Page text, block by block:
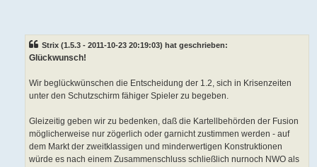
Strix (1.5.3 - 2011-10-23 20:19:03) hat geschrieben:
Glückwunsch!
Wir beglückwünschen die Entscheidung der 1.2, sich in Krisenzeiten
unter den Schutzschirm fähiger Spieler zu begeben.
Gleizeitig geben wir zu bedenken, daß die Kartellbehörden der Fusion
möglicherweise nur zögerlich oder garnicht zustimmen werden - auf
dem Markt der zweitklassigen und minderwertigen Konstruktionen
würde es nach einem Zusammenschluss schließlich nurnoch NWO als